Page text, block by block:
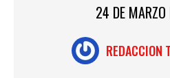
24 DE
REDACCION